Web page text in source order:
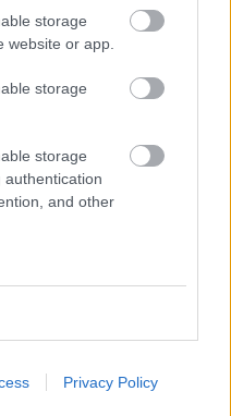
storage
website or app.
storage
storage
authentication
and other
Privacy Policy
de SofaScore se basan
exclusivamente en
LaLiga en apartados
como tiros, pases
disputadas.
Champions
sin bonus por penaltis
de final. Por tanto, si